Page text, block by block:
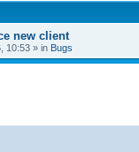
new client
10:53 » in Bugs